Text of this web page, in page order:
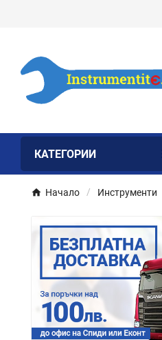
КАТЕГОРИИ
Начало Инструменти